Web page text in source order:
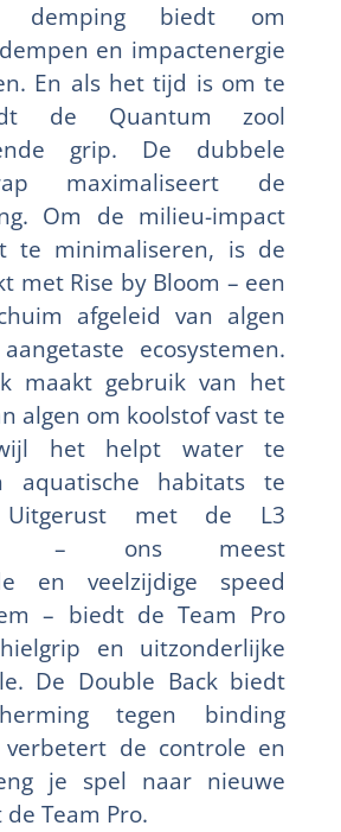
demping biedt om
en impactenergie
En als het tijd is om te
de Quantum zool
grip. De dubbele
maximaliseert de
Om de milieu-impact
te minimaliseren, is de
met Rise by Bloom – een
afgeleid van algen
ecosystemen.
maakt gebruik van het
algen om koolstof vast te
het helpt water te
aquatische habitats te
Uitgerust met de L3
– ons meest
en veelzijdige speed
– biedt de Team Pro
en uitzonderlijke
De Double Back biedt
tegen binding
verbetert de controle en
je spel naar nieuwe
Team Pro.